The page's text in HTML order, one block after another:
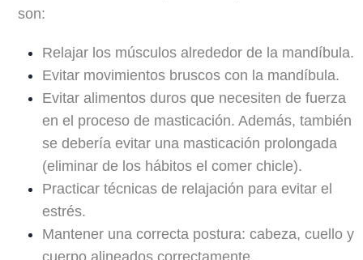
son:
Relajar los músculos alrededor de la mandíbula.
Evitar movimientos bruscos con la mandíbula.
Evitar alimentos duros que necesiten de fuerza
en el proceso de masticación. Además, también
se debería evitar una masticación prolongada
(eliminar de los hábitos el comer chicle).
Practicar técnicas de relajación para evitar el
estrés.
Mantener una correcta postura: cabeza, cuello y
cuerpo alineados correctamente.